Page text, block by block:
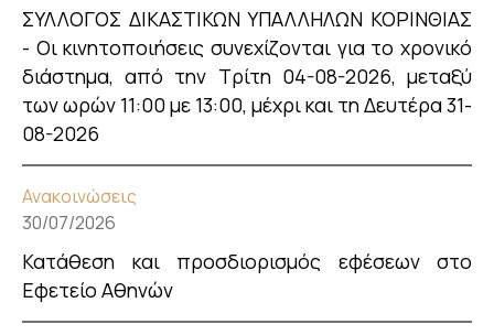
ΣΥΛΛΟΓΟΣ ΔΙΚΑΣΤΙΚΩΝ ΥΠΑΛΛΗΛΩΝ ΚΟΡΙΝΘΙΑΣ
- Οι κινητοποιήσεις συνεχίζονται για το χρονικό
διάστημα, από την Τρίτη 04-08-2026, μεταξύ
των ωρών 11:00 με 13:00, μέχρι και τη Δευτέρα 31-
08-2026
Ανακοινώσεις
30/07/2026
Κατάθεση και προσδιορισμός εφέσεων στο
Εφετείο Αθηνών